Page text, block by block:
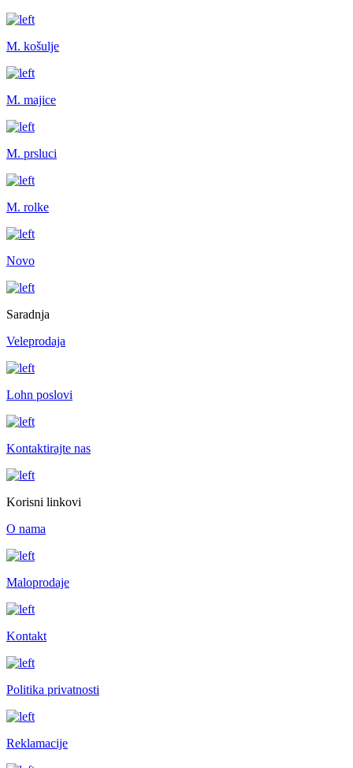
M. košulje
M. majice
M. prsluci
M. rolke
Novo
Saradnja
Veleprodaja
Lohn poslovi
Kontaktirajte nas
Korisni linkovi
O nama
Maloprodaje
Kontakt
Politika privatnosti
Reklamacije